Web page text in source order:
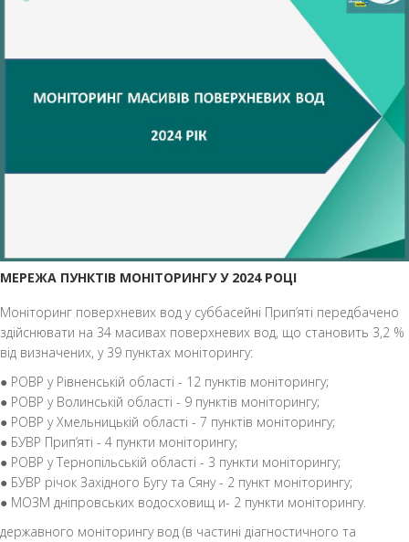
МЕРЕЖА ПУНКТІВ МОНІТОРИНГУ У 2024 РОЦІ
Моніторинг поверхневих вод у суббасейні Прип’яті передбачено
здійснювати на 34 масивах поверхневих вод, що становить 3,2 %
від визначених, у 39 пунктах моніторингу:
● РОВР у Рівненській області - 12 пунктів моніторингу;
● РОВР у Волинській області - 9 пунктів моніторингу;
● РОВР у Хмельницькій області - 7 пунктів моніторингу;
● БУВР Прип’яті - 4 пункти моніторингу;
● РОВР у Тернопільській області - 3 пункти моніторингу;
● БУВР річок Західного Бугу та Сяну - 2 пункт моніторингу;
● МОЗМ дніпровських водосховищ и- 2 пункти моніторингу.
державного моніторингу вод (в частині діагностичного та